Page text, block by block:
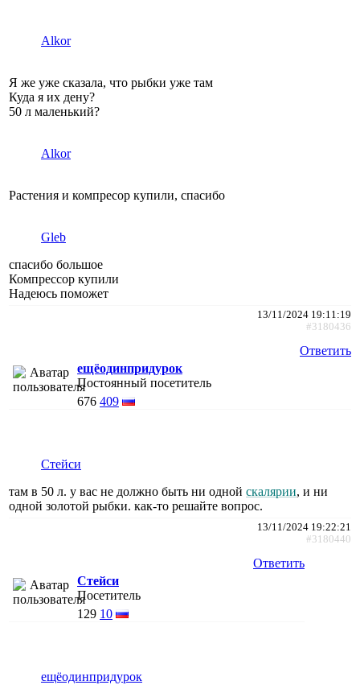
Alkor
Я же уже сказала, что рыбки уже там
Куда я их дену?
50 л маленький?
Alkor
Растения и компресор купили, спасибо
Gleb
спасибо большое
Компрессор купили
Надеюсь поможет
13/11/2024 19:11:19
#3180436
Ответить
ещёодинпридурок
Постоянный посетитель
676 409
Стейси
там в 50 л. у вас не должно быть ни одной скалярии, и ни
одной золотой рыбки. как-то решайте вопрос.
13/11/2024 19:22:21
#3180440
Ответить
Стейси
Посетитель
129 10
ещёодинпридурок